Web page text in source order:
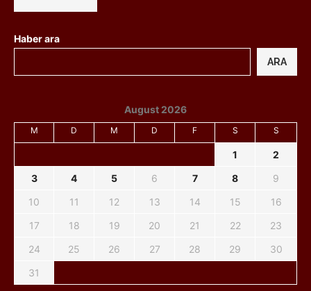
Haber ara
ARA
August 2026
M D M D F S S
1
2
3
4 5 6 7 8
9
10
11 12 13 14 15
16
17
18 19 20 21 22
23
24
25 26 27 28 29
30
31